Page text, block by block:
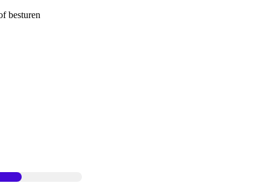
besturen